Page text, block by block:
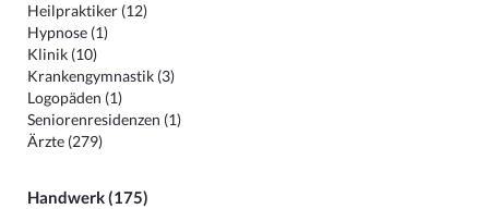
Heilpraktiker (12)
Hypnose (1)
Klinik (10)
Krankengymnastik (3)
Logopäden (1)
Seniorenresidenzen (1)
Ärzte (279)
Handwerk (175)